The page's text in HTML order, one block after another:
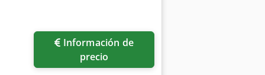
precio